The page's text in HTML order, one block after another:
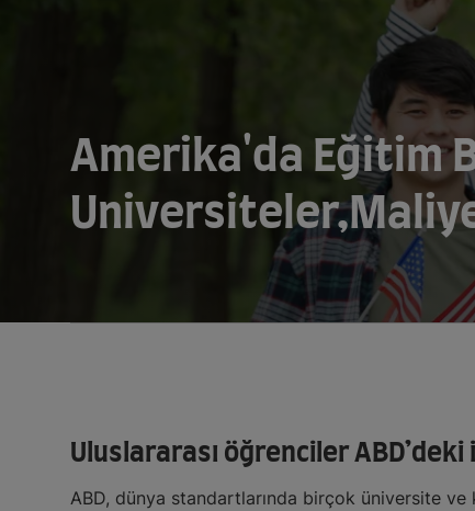
Amerika'da Eğitim
Uluslararası öğrenciler
ABD, dünya standartlarında birçok üniversite